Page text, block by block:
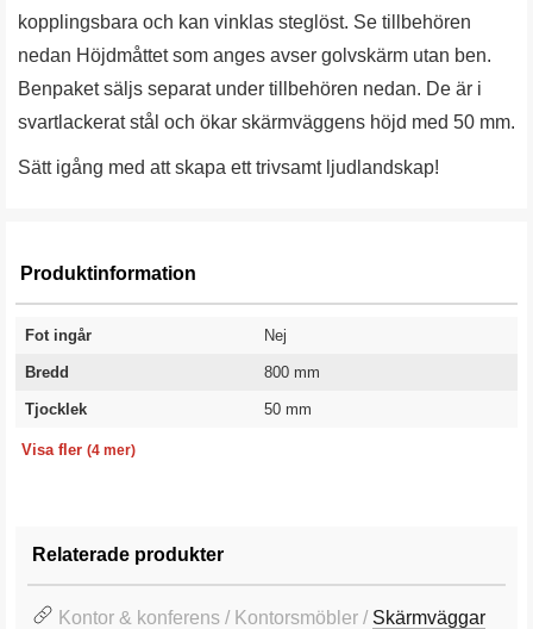
kopplingsbara och kan vinklas steglöst. Se tillbehören
nedan Höjdmåttet som anges avser golvskärm utan ben.
Benpaket säljs separat under tillbehören nedan. De är i
svartlackerat stål och ökar skärmväggens höjd med 50 mm.
Sätt igång med att skapa ett trivsamt ljudlandskap!
Produktinformation
Fot ingår Nej
Bredd 800 mm
Tjocklek
50 mm
Visa fler (4 mer)
Relaterade produkter
Kontor & konferens / Kontorsmöbler / Skärmväggar